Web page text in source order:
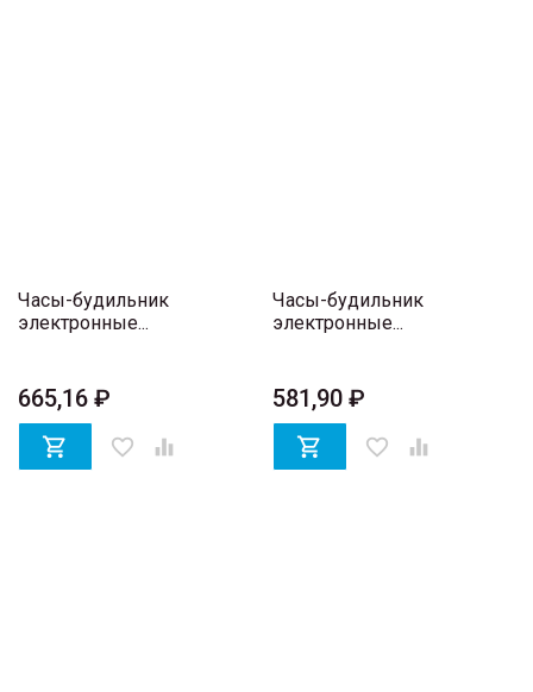
Часы-будильник
электронные...
665,16 ₽
 favorite_border 
Часы-будильник
электронные...
581,90 ₽
 favorite_border 